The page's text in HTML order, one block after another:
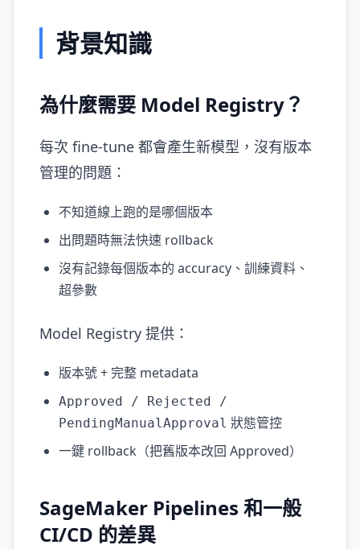
背景知識
為什麼需要 Model Registry？
每次 fine-tune 都會產生新模型，沒有版本
管理的問題：
不知道線上跑的是哪個版本
出問題時無法快速 rollback
沒有記錄每個版本的 accuracy、訓練資料、
超參數
Model Registry 提供：
版本號 + 完整 metadata
Approved / Rejected /
PendingManualApproval 狀態管控
一鍵 rollback（把舊版本改回 Approved）
SageMaker Pipelines 和一般
CI/CD 的差異